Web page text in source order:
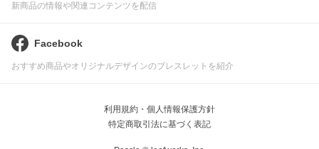
新商品の情報や関連コンテンツを配信
Facebook
おすすめ商品やオリジナルデザインのブレスレットを紹介
利用規約・個人情報保護方針
特定商取引法に基づく表記